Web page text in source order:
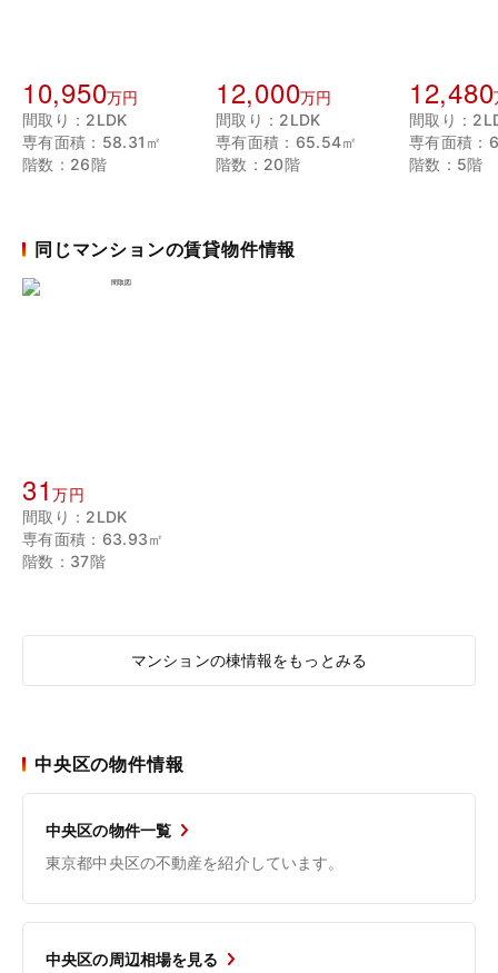
10,950万円
間取り：2LDK
専有面積：58.31㎡
階数：26階
12,000万円
間取り：2LDK
専有面積：65.54㎡
階数：20階
12,480
間取り：
専有面積：
階数：5階
同じマンションの賃貸物件情報
31万円
間取り：2LDK
専有面積：63.93㎡
階数：37階
マンションの棟情報をもっとみる
中央区の物件情報
中央区の物件一覧
東京都中央区の不動産を紹介しています。
中央区の周辺相場を見る